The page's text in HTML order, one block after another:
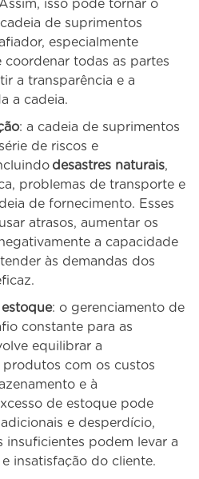
isso pode tornar o
de suprimentos
especialmente
coordenar todas as partes
a transparência e a
a cadeia.
: a cadeia de suprimentos
de riscos e
desastres naturais,
problemas de transporte e
de fornecimento. Esses
atrasos, aumentar os
a capacidade
às demandas dos
: o gerenciamento de
constante para as
equilibrar a
com os custos
e à
de estoque pode
e desperdício,
insuficientes podem levar a
insatisfação do cliente.